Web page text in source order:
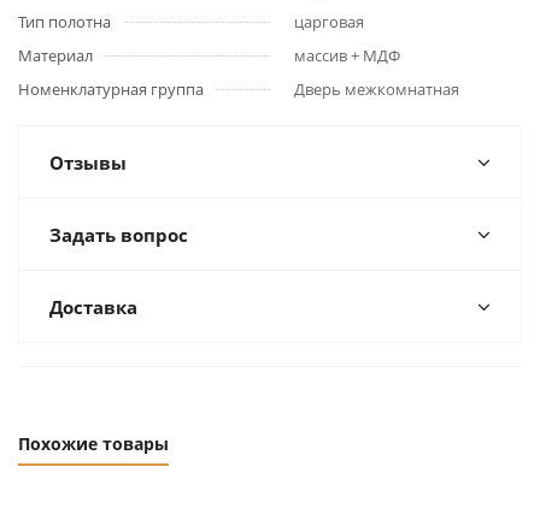
Тип полотна
царговая
Материал
массив + МДФ
Номенклатурная группа
Дверь межкомнатная
Отзывы
Задать вопрос
Доставка
Похожие товары